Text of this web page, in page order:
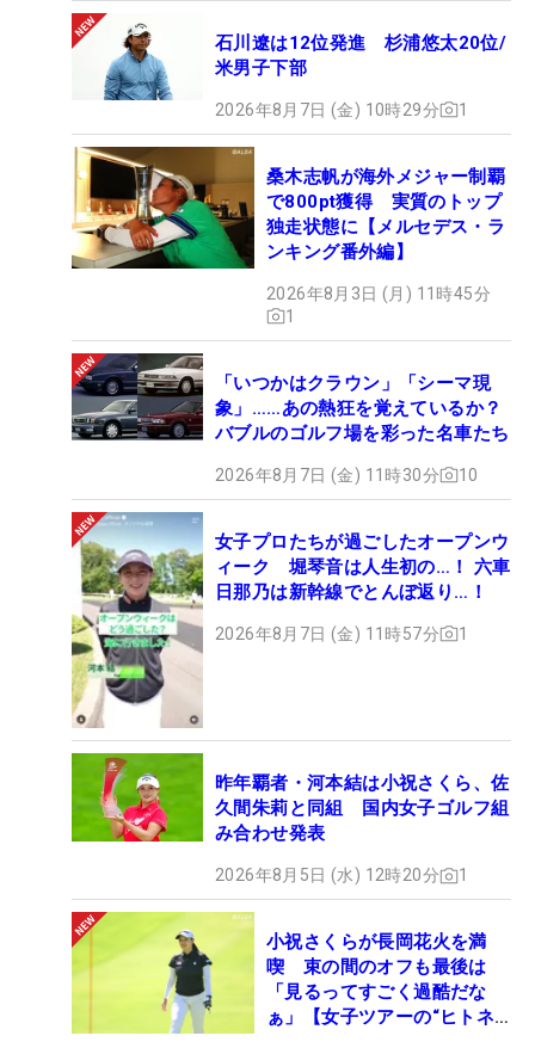
石川遼は12位発進 杉浦悠太20位/
米男子下部
2026年8月7日 (金) 10時29分 1
桑木志帆が海外メジャー制覇
で800pt獲得 実質のトップ
独走状態に【メルセデス・ラ
ンキング番外編】
2026年8月3日 (月) 11時45分
1
「いつかはクラウン」「シーマ現
象」……あの熱狂を覚えているか？
バブルのゴルフ場を彩った名車たち
2026年8月7日 (金) 11時30分 10
女子プロたちが過ごしたオープンウ
ィーク 堀琴音は人生初の…！ 六車
日那乃は新幹線でとんぼ返り…！
2026年8月7日 (金) 11時57分 1
昨年覇者・河本結は小祝さくら、佐
久間朱莉と同組 国内女子ゴルフ組
み合わせ発表
2026年8月5日 (水) 12時20分 1
小祝さくらが長岡花火を満
喫 束の間のオフも最後は
「見るってすごく過酷だな
ぁ」【女子ツアーの“ヒトネ